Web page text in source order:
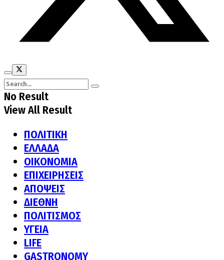
No Result
View All Result
ΠΟΛΙΤΙΚΗ
ΕΛΛΑΔΑ
ΟΙΚΟΝΟΜΙΑ
ΕΠΙΧΕΙΡΗΣΕΙΣ
ΑΠΟΨΕΙΣ
ΔΙΕΘΝΗ
ΠΟΛΙΤΙΣΜΟΣ
ΥΓΕΙΑ
LIFE
GASTRONOMY